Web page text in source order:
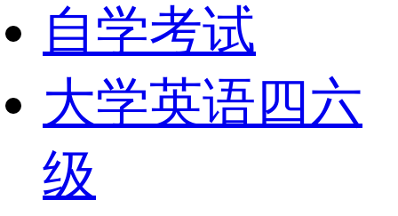
自学考试
大学英语四六
级